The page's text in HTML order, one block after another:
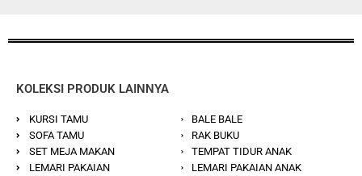
KOLEKSI PRODUK LAINNYA
KURSI TAMU
SOFA TAMU
SET MEJA MAKAN
LEMARI PAKAIAN
BALE BALE
RAK BUKU
TEMPAT TIDUR ANAK
LEMARI PAKAIAN ANAK